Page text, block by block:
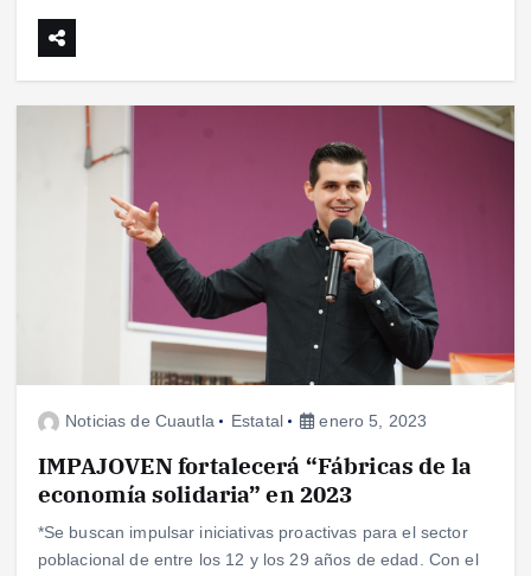
Noticias de Cuautla Estatal enero 5, 2023
IMPAJOVEN fortalecerá “Fábricas de la
economía solidaria” en 2023
*Se buscan impulsar iniciativas proactivas para el sector
poblacional de entre los 12 y los 29 años de edad. Con el